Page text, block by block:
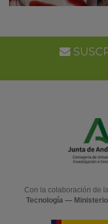
Con la colaboración de
Tecnología —